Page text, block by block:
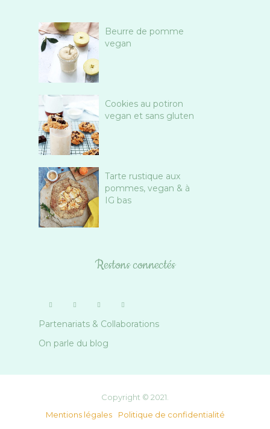
Beurre de pomme
vegan
Cookies au potiron
vegan et sans gluten
Tarte rustique aux
pommes, vegan & à
IG bas
Restons connectés
Partenariats & Collaborations
On parle du blog
Copyright © 2021.
Mentions légales
Politique de confidentialité